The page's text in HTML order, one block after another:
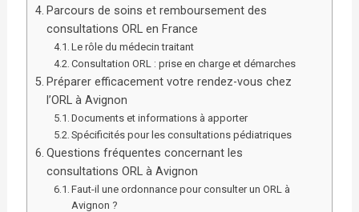
Parcours de soins et remboursement des
consultations ORL en France
Le rôle du médecin traitant
Consultation ORL : prise en charge et démarches
Préparer efficacement votre rendez-vous chez
l’ORL à Avignon
Documents et informations à apporter
Spécificités pour les consultations pédiatriques
Questions fréquentes concernant les
consultations ORL à Avignon
Faut-il une ordonnance pour consulter un ORL à
Avignon ?